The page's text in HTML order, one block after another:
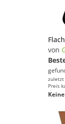
von
zuletzt
Preis